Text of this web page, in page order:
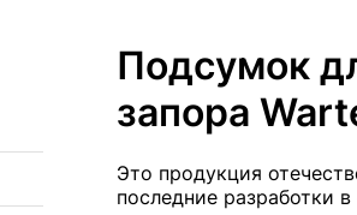
Подсумок
запора
Это продукция
последние разработки